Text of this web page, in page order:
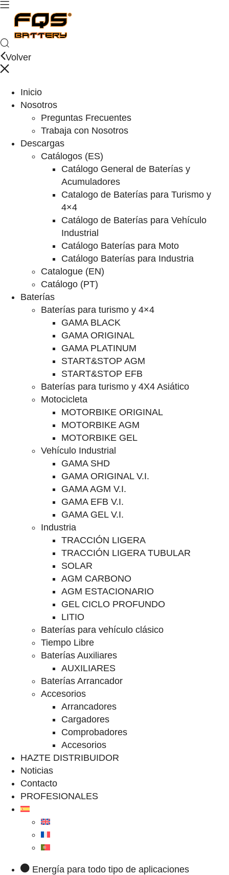
Volver
Inicio
Nosotros
Preguntas Frecuentes
Trabaja con Nosotros
Descargas
Catálogos (ES)
Catálogo General de Baterías y
Acumuladores
Catalogo de Baterías para Turismo y
4×4
Catálogo de Baterías para Vehículo
Industrial
Catálogo Baterías para Moto
Catálogo Baterías para Industria
Catalogue (EN)
Catálogo (PT)
Baterías
Baterías para turismo y 4×4
GAMA BLACK
GAMA ORIGINAL
GAMA PLATINUM
START&STOP AGM
START&STOP EFB
Baterías para turismo y 4X4 Asiático
Motocicleta
MOTORBIKE ORIGINAL
MOTORBIKE AGM
MOTORBIKE GEL
Vehículo Industrial
GAMA SHD
GAMA ORIGINAL V.I.
GAMA AGM V.I.
GAMA EFB V.I.
GAMA GEL V.I.
Industria
TRACCIÓN LIGERA
TRACCIÓN LIGERA TUBULAR
SOLAR
AGM CARBONO
AGM ESTACIONARIO
GEL CICLO PROFUNDO
LITIO
Baterías para vehículo clásico
Tiempo Libre
Baterías Auxiliares
AUXILIARES
Baterías Arrancador
Accesorios
Arrancadores
Cargadores
Comprobadores
Accesorios
HAZTE DISTRIBUIDOR
Noticias
Contacto
PROFESIONALES
Energía para todo tipo de aplicaciones